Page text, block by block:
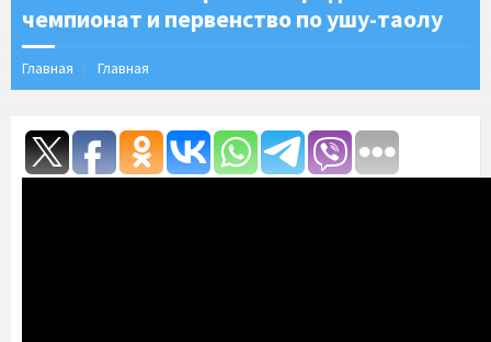
чемпионат и первенство по ушу-таолу
Главная Главная